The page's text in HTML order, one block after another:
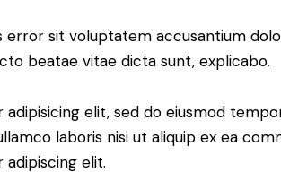
error sit voluptatem accusantium
beatae vitae dicta sunt, explicabo.
elit, sed do eiusmod
laboris nisi ut aliquip ex ea
elit.